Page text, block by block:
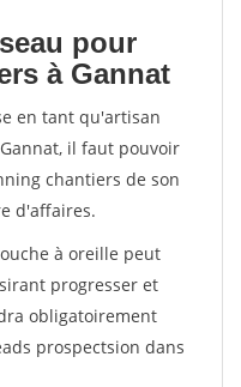
pour
à Gannat
en tant qu'artisan
il faut pouvoir
chantiers de son
d'affaires.
à oreille peut
progresser et
obligatoirement
prospectsion dans